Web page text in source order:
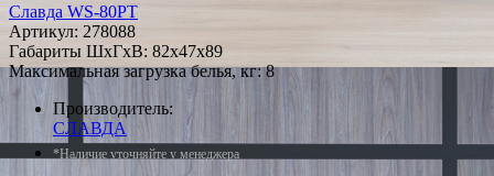
Славда WS-80РТ
Артикул: 278088
Габариты ШxГxВ: 82x47x89
Максимальная загрузка белья, кг: 8
Производитель:
СЛАВДА
*Наличие уточняйте у менеджера